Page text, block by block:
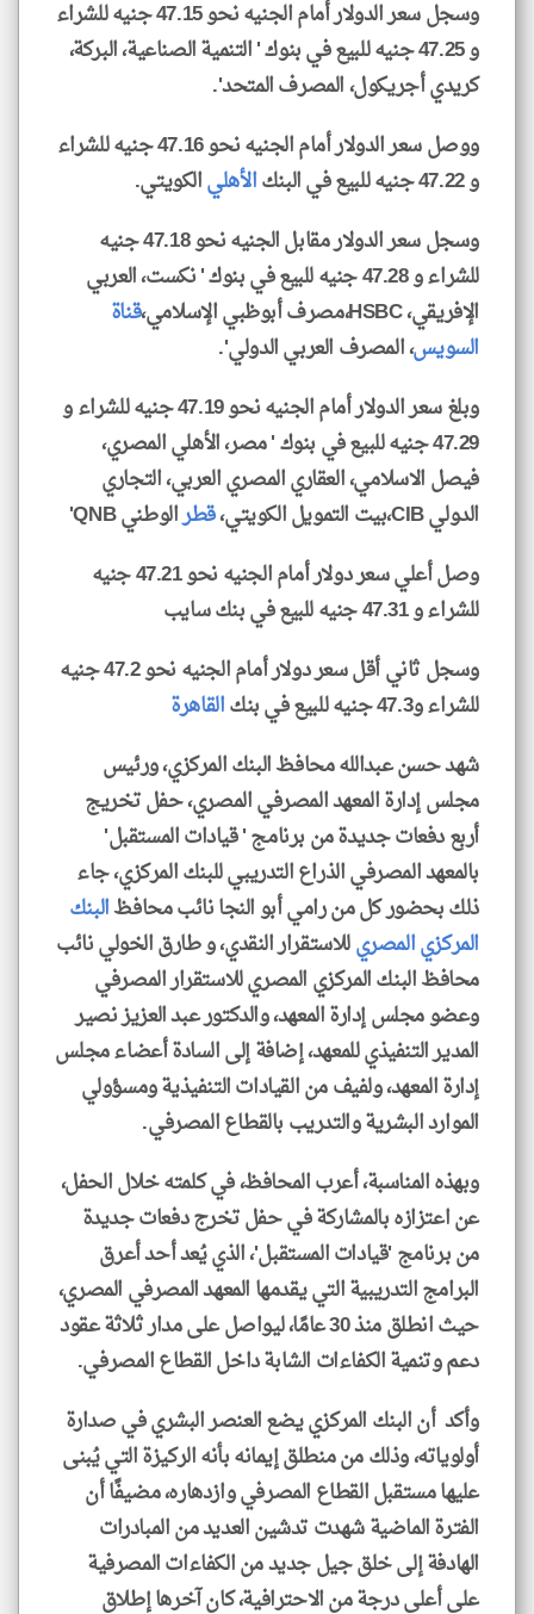
وسجل سعر الدولار أمام الجنيه نحو 47.15 جنيه للشراء
و 47.25 جنيه للبيع في بنوك ' التنمية الصناعية، البركة،
كريدي أجريكول، المصرف المتحد'.
ووصل سعر الدولار أمام الجنيه نحو 47.16 جنيه للشراء
و 47.22 جنيه للبيع في البنك
الأهليالكويتي.
وسجل سعر الدولار مقابل الجنيه نحو 47.18 جنيه
للشراء و 47.28 جنيه للبيع في بنوك ' نكست، العربي
الإفريقي، HSBC،مصرف أبوظبي الإسلامي،
قناة
السويس، المصرف العربي الدولي'.
وبلغ سعر الدولار أمام الجنيه نحو 47.19 جنيه للشراء و
47.29 جنيه للبيع في بنوك ' مصر، الأهلي المصري،
فيصل الاسلامي، العقاري المصري العربي، التجاري
الدولي CIB،بيت التمويل الكويتي،
قطرالوطني QNB'
وصل أعلي سعر دولار أمام الجنيه نحو 47.21 جنيه
للشراء و 47.31 جنيه للبيع في بنك سايب
وسجل ثاني أقل سعر دولار أمام الجنيه نحو 47.2 جنيه
للشراء و47.3 جنيه للبيع في بنك
القاهرة
شهد حسن عبدالله محافظ البنك المركزي، ورئيس
مجلس إدارة المعهد المصرفي المصري، حفل تخريج
أربع دفعات جديدة من برنامج ' قيادات المستقبل'
بالمعهد المصرفي الذراع التدريبي للبنك المركزي، جاء
ذلك بحضور كل من رامي أبو النجا نائب محافظالبنك
المركزي المصريللاستقرار النقدي، و طارق الخولي نائب
محافظ البنك المركزي المصري للاستقرار المصرفي
وعضو مجلس إدارة المعهد، والدكتور عبد العزيز نصير
المدير التنفيذي للمعهد، إضافة إلى السادة أعضاء مجلس
إدارة المعهد، ولفيف من القيادات التنفيذية ومسؤولي
الموارد البشرية والتدريب بالقطاع المصرفي.
وبهذه المناسبة، أعرب المحافظ، في كلمته خلال الحفل،
عن اعتزازه بالمشاركة في حفل تخرج دفعات جديدة
من برنامج 'قيادات المستقبل'، الذي يُعد أحد أعرق
البرامج التدريبية التي يقدمها المعهد المصرفي المصري،
حيث انطلق منذ 30 عامًا، ليواصل على مدار ثلاثة عقود
دعم وتنمية الكفاءات الشابة داخل القطاع المصرفي.
وأكد أن البنك المركزي يضع العنصر البشري في صدارة
أولوياته، وذلك من منطلق إيمانه بأنه الركيزة التي يُبنى
عليها مستقبل القطاع المصرفي وازدهاره، مضيفًا أن
الفترة الماضية شهدت تدشين العديد من المبادرات
الهادفة إلى خلق جيل جديد من الكفاءات المصرفية
على أعلى درجة من الاحترافية، كان آخرها إطلاق